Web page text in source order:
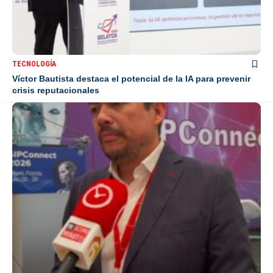
TECNOLOGÍA
Víctor Bautista destaca el potencial de la IA para prevenir
crisis reputacionales